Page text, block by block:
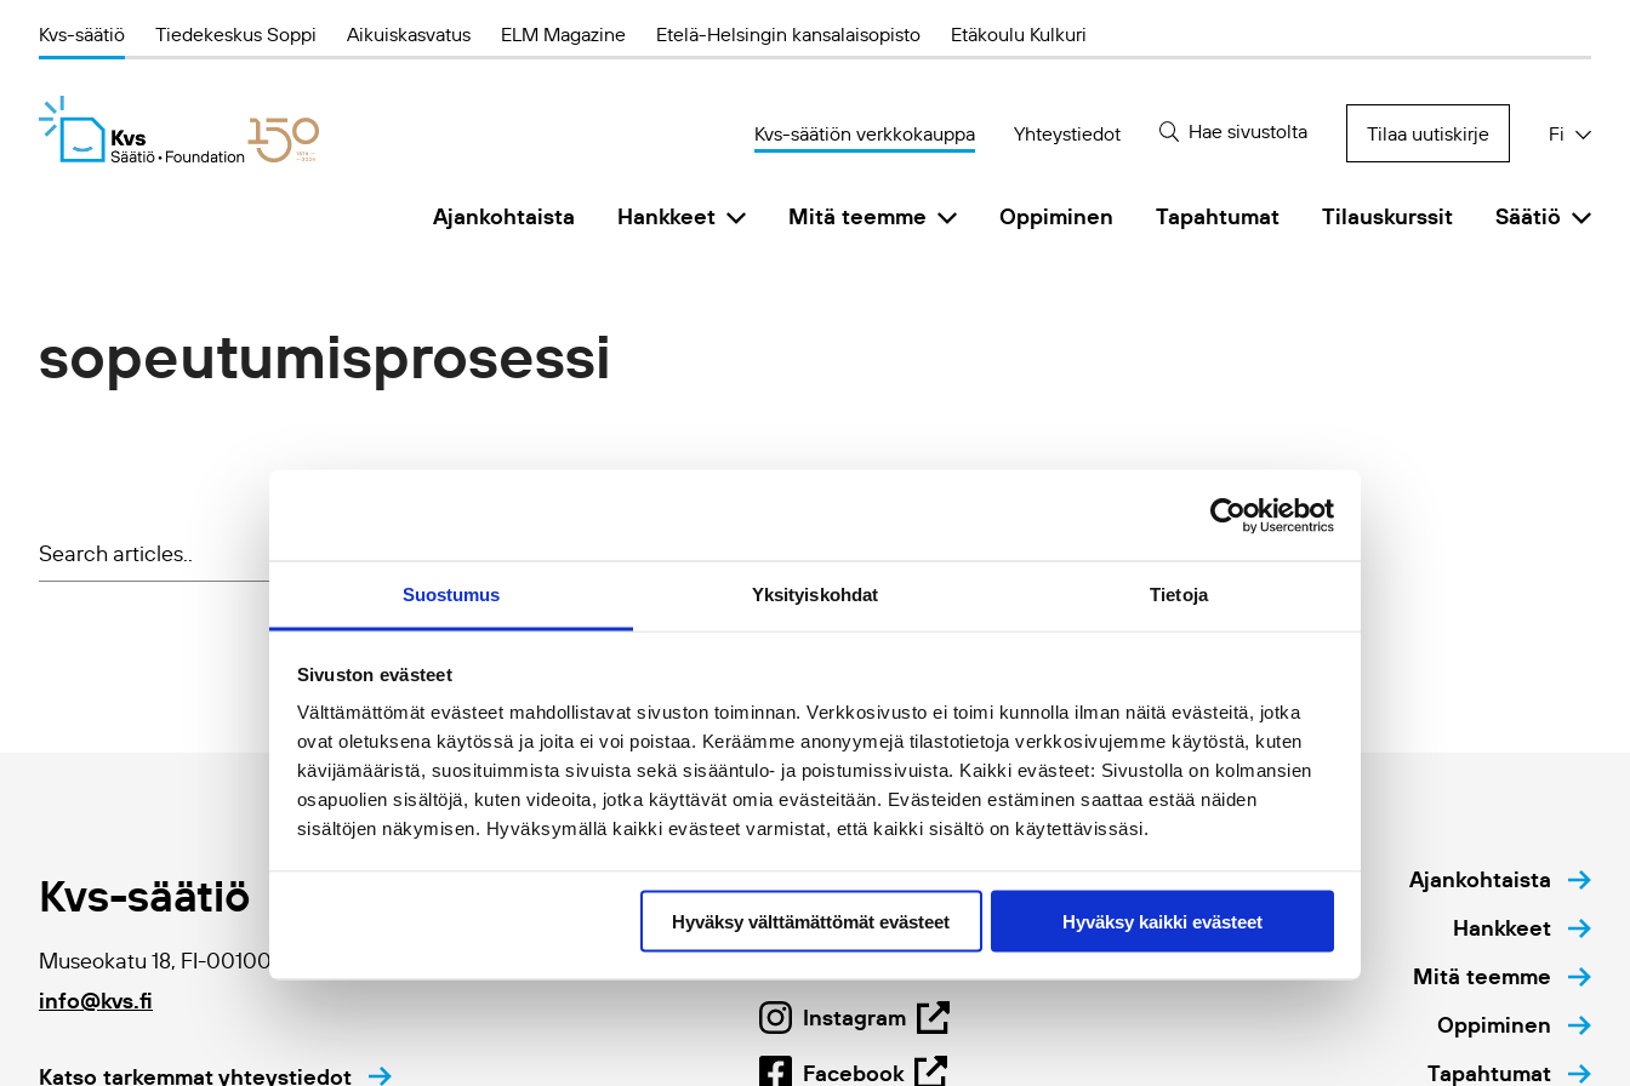
Suostumus Yksityiskohdat Tietoja
Sivuston evästeet
Välttämättömät evästeet mahdollistavat sivuston toiminnan. Verkkosivusto ei toimi kunnolla ilman näitä evästeitä, jotka
ovat oletuksena käytössä ja joita ei voi poistaa. Keräämme anonyymejä tilastotietoja verkkosivujemme käytöstä, kuten
kävijämääristä, suosituimmista sivuista sekä sisääntulo- ja poistumissivuista. Kaikki evästeet: Sivustolla on kolmansien
osapuolien sisältöjä, kuten videoita, jotka käyttävät omia evästeitään. Evästeiden estäminen saattaa estää näiden
sisältöjen näkymisen. Hyväksymällä kaikki evästeet varmistat, että kaikki sisältö on käytettävissäsi.
Hyväksy välttämättömät evästeet Hyväksy kaikki evästeet
Kvs-säätiö Tiedekeskus Soppi Aikuiskasvatus ELM Magazine Etelä-Helsingin kansalaisopisto Etäkoulu Kulkuri
Kvs-säätiön verkkokauppa Yhteystiedot Hae sivustolta Tilaa uutiskirje Fi
Ajankohtaista Hankkeet Mitä teemme Oppiminen Tapahtumat Tilauskurssit Säätiö
sopeutumisprosessi
Kvs-säätiö
Museokatu 18, FI-00100 Helsinki, käyntiosoite Cygnaeuksenkatu 4
info@kvs.fi
Katso tarkemmat yhteystiedot
Seuraa meitä
Instagram
Facebook
Ajankohtaista
Hankkeet
Mitä teemme
Oppiminen
Tapahtumat